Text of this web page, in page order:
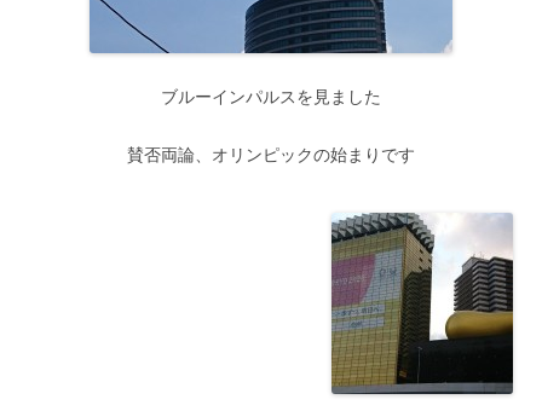
ブルーインパルスを見ました
賛否両論、オリンピックの始まりです